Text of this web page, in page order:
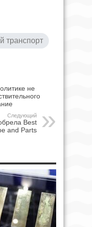
транспорт
не
Следующий
Best
and Parts